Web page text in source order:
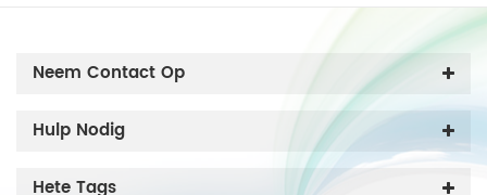
Neem Contact Op
Hulp Nodig
Hete Tags